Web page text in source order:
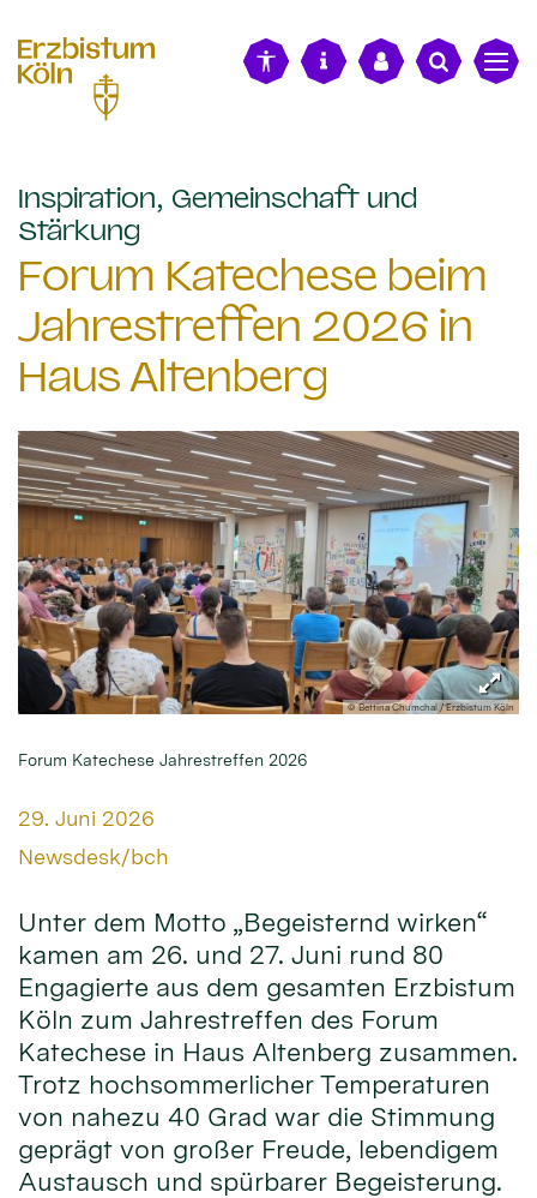
Inspiration, Gemeinschaft und
Stärkung
Forum Katechese beim
Jahrestreffen 2026 in
Haus Altenberg
© Bettina Chumchal / Erzbistum Köln
Forum Katechese Jahrestreffen 2026
Datum:
29. Juni 2026
Von:
Newsdesk/bch
Unter dem Motto „Begeisternd wirken“
kamen am 26. und 27. Juni rund 80
Engagierte aus dem gesamten Erzbistum
Köln zum Jahrestreffen des Forum
Katechese in Haus Altenberg zusammen.
Trotz hochsommerlicher Temperaturen
von nahezu 40 Grad war die Stimmung
geprägt von großer Freude, lebendigem
Austausch und spürbarer Begeisterung.